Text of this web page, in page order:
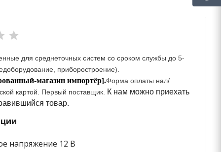
для среднеточных систем со сроком службы до 5-
приборостроение).
магазинимпортёр].Форма оплаты нал/
картой.
Первый поставщик.
К нам можно приехать
товар.
напряжение 12 В